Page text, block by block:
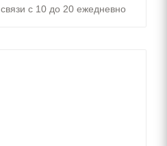
связи с 10 до 20 ежедневно